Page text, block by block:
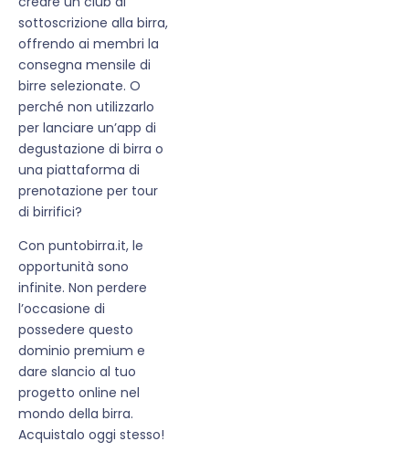
sottoscrizione alla birra,
offrendo ai membri la
consegna mensile di
birre selezionate. O
perché non utilizzarlo
per lanciare un’app di
degustazione di birra o
una piattaforma di
prenotazione per tour
di birrifici?
Con puntobirra.it, le
opportunità sono
infinite. Non perdere
l’occasione di
possedere questo
dominio premium e
dare slancio al tuo
progetto online nel
mondo della birra.
Acquistalo oggi stesso!